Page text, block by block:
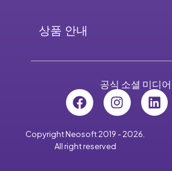
상품 안내
공식 소셜 미디어
Copyright Neosoft 2019 - 2026.
All right reserved